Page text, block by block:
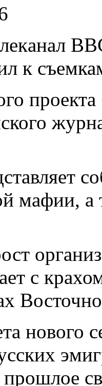
к
мафии, а
с
нового